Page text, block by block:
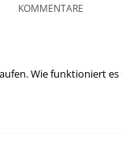
KOMMENTARE
Wie funktioniert